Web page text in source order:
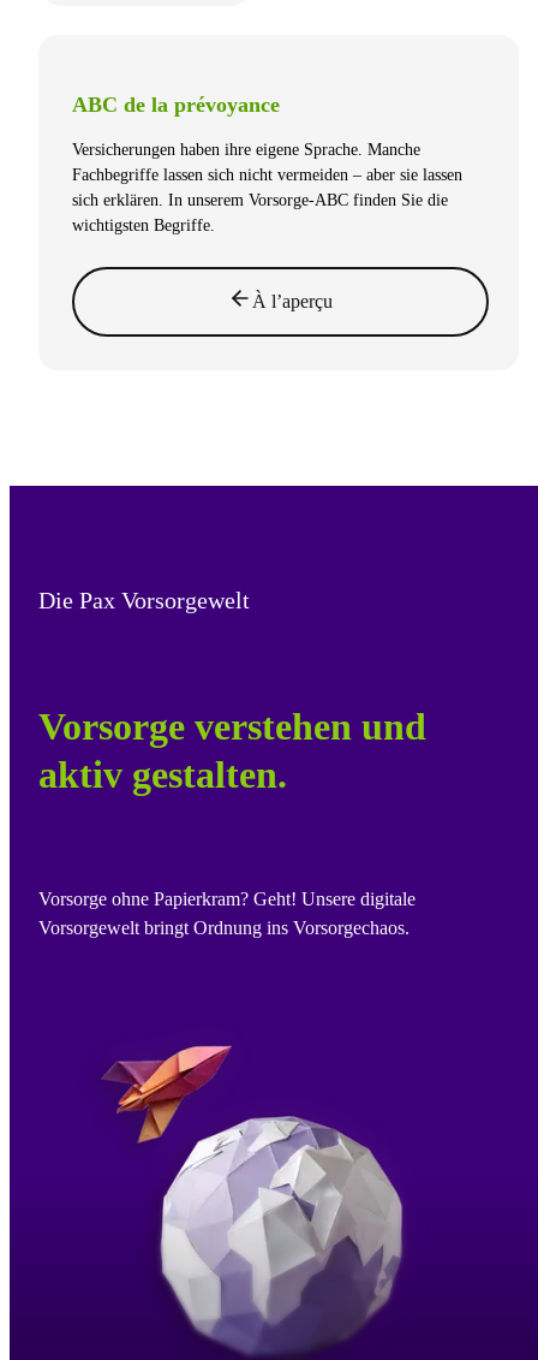
ABC de la prévoyance
Versicherungen haben ihre eigene Sprache. Manche
Fachbegriffe lassen sich nicht vermeiden – aber sie lassen
sich erklären. In unserem Vorsorge-ABC finden Sie die
wichtigsten Begriffe.
À l’aperçu
Die Pax Vorsorgewelt
Vorsorge verstehen und
aktiv gestalten.
Vorsorge ohne Papierkram? Geht! Unsere digitale
Vorsorgewelt bringt Ordnung ins Vorsorgechaos.